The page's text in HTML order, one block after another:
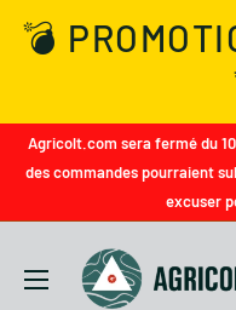
💣
Agricolt.com sera fermé du
des commandes pourraient
excuser